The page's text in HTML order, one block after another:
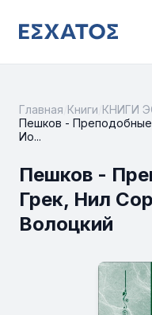
Главная Книги КНИГИ
Пешков - Преподобные
Ио...
Пешков -
Грек, Нил
Волоцкий